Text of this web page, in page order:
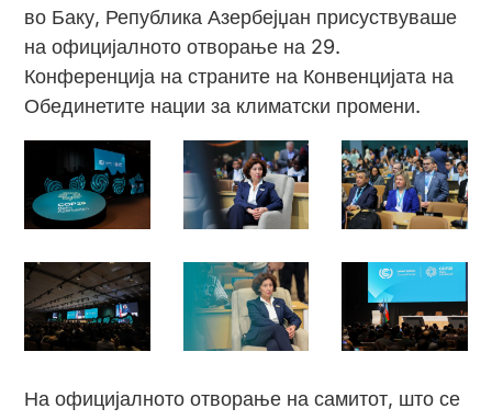
во Баку, Република Азербејџан присуствуваше
на официјалното отворање на 29.
Конференција на страните на Конвенцијата на
Обединетите нации за климатски промени.
На официјалното отворање на самитот, што се